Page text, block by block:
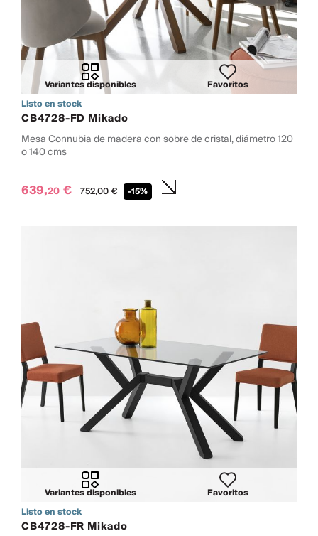
Variantes disponibles
Favoritos
Listo en stock
CB4728-FD Mikado
Mesa Connubia de madera con sobre de cristal, diámetro 120
o 140 cms
639,20 € 752,00€ -15%
Variantes disponibles
Favoritos
Listo en stock
CB4728-FR Mikado